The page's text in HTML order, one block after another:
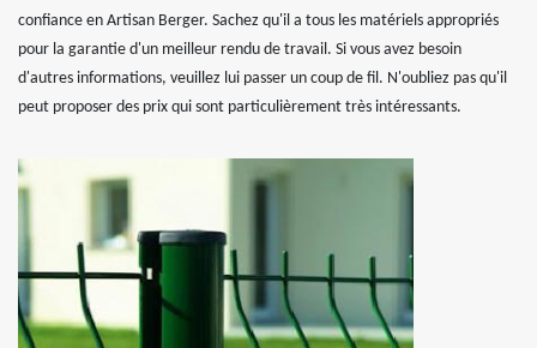
confiance en Artisan Berger. Sachez qu'il a tous les matériels appropriés
pour la garantie d'un meilleur rendu de travail. Si vous avez besoin
d'autres informations, veuillez lui passer un coup de fil. N'oubliez pas qu'il
peut proposer des prix qui sont particulièrement très intéressants.